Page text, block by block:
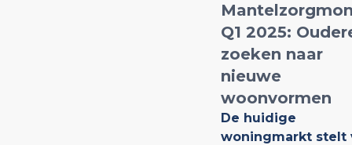
Q1 2025:
zoeken naar
nieuwe
woonvormen
De huidige
woningmarkt stelt